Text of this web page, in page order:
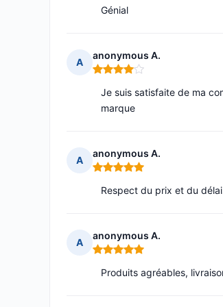
Génial
A
anonymous A.
Note : 4 sur 5
Je suis satisfaite de ma
marque
A
anonymous A.
Note : 5 sur 5
Respect du prix et du
A
anonymous A.
Note : 5 sur 5
Produits agréables,